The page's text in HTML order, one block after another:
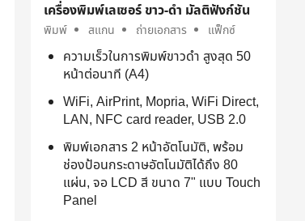
เครื่องพิมพ์เลเซอร์ ขาว-ดำ มัลติฟังก์ชัน
พิมพ์ สแกน ถ่ายเอกสาร แฟ็กซ์
ความเร็วในการพิมพ์ขาวดำ สูงสุด 50
หน้าต่อนาที (A4)
WiFi, AirPrint, Mopria, WiFi Direct,
LAN, NFC card reader, USB 2.0
พิมพ์เอกสาร 2 หน้าอัตโนมัติ, พร้อม
ช่องป้อนกระดาษอัตโนมัติได้ถึง 80
แผ่น, จอ LCD สี ขนาด 7" แบบ Touch
Panel